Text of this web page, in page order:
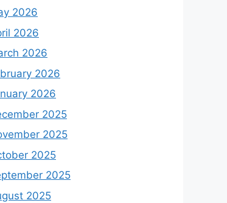
2026
2026
2026
2026
2026
2025
2025
2025
2025
2025